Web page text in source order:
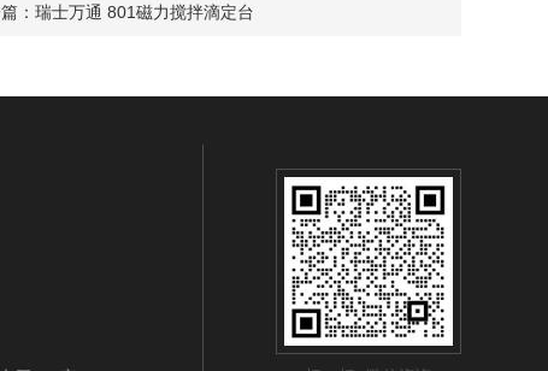
： 瑞士万通 801磁力搅拌滴定台